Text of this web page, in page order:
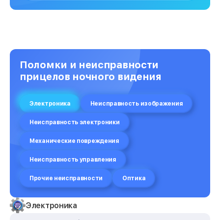
Восстановление после попадания
от 650₽
Поломки и неисправности
прицелов ночного видения
Электроника Неисправность изображения
Неисправность электроники
Механические повреждения
Неисправность управления
Прочие неисправности Оптика
Электроника